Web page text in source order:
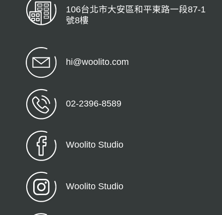
106台北市大安區和平東路一段87-1
號8樓
hi@woolito.com
02-2396-8589
Woolito Studio
Woolito Studio